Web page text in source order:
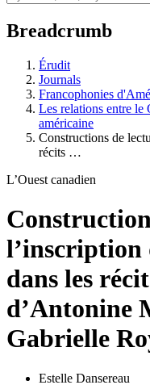
Breadcrumb
Érudit
Journals
Francophonies
Les relations entre le
américaine
Constructions de
récits …
L’Ouest canadien
dans les
d’Antonine
Gabrielle
Estelle Dansereau